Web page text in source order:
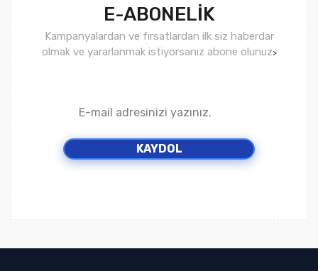
E-ABONELİK
Kampanyalardan ve fırsatlardan ilk siz haberdar
olmak ve yararlanmak istiyorsanız abone olunuz>
KAYDOL